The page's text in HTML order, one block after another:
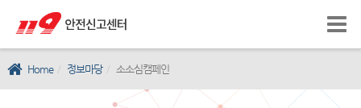
Home 정보마당 소소심캠페인